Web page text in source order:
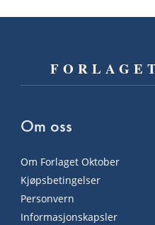
Om oss
Om Forlaget Oktober
Kjøpsbetingelser
Personvern
Informasjonskapsler